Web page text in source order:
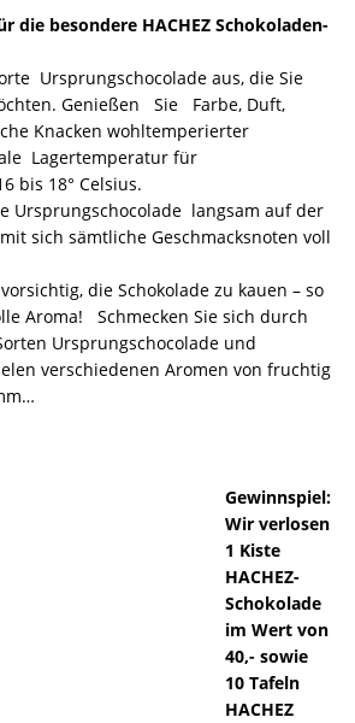
die besondere HACHEZ Schokoladen-
Ursprungschocolade aus, die Sie
Genießen Sie Farbe, Duft,
Knacken wohltemperierter
Lagertemperatur für
bis 18° Celsius.
Ursprungschocolade langsam auf der
sich sämtliche Geschmacksnoten voll
die Schokolade zu kauen – so
Aroma! Schmecken Sie sich durch
Ursprungschocolade und
verschiedenen Aromen von fruchtig
Gewinnspiel:
Wir verlosen
1 Kiste
HACHEZ-
Schokolade
im Wert von
40,- sowie
10 Tafeln
HACHEZ